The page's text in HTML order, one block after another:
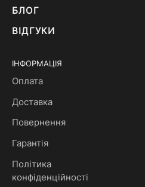
БЛОГ
ВІДГУКИ
ІНФОРМАЦІЯ
Оплата
Доставка
Повернення
Гарантія
Політика
конфіденційності